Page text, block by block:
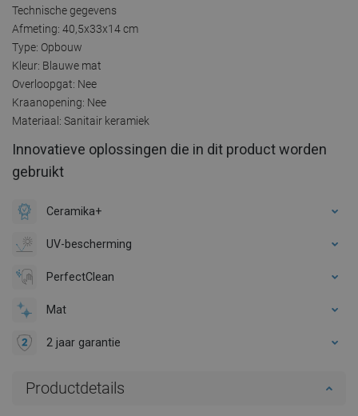
Technische gegevens
Afmeting: 40,5x33x14 cm
Type: Opbouw
Kleur: Blauwe mat
Overloopgat: Nee
Kraanopening: Nee
Materiaal: Sanitair keramiek
Innovatieve oplossingen die in dit product worden
gebruikt
Ceramika+
UV-bescherming
PerfectClean
Mat
2 jaar garantie
Productdetails